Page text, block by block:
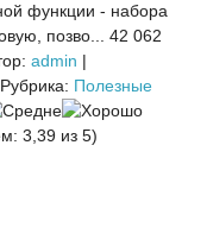
функции - набора
позво... 42 062
admin |
Рубрика: Полезные
3,39 из 5)